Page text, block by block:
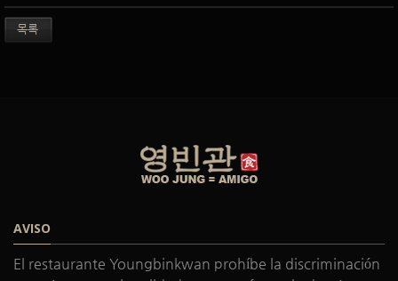
목록
AVISO
El restaurante Youngbinkwan prohíbe la discriminación